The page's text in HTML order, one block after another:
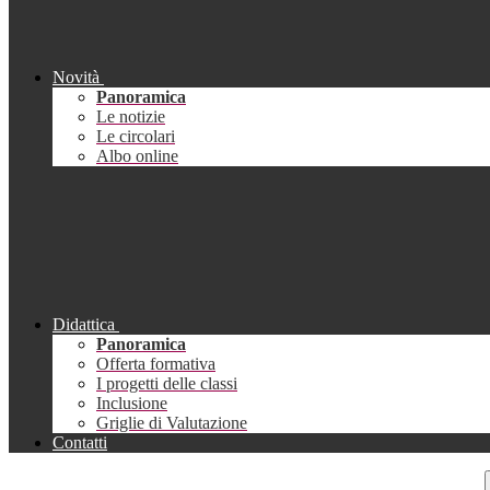
Novità
Panoramica
Le notizie
Le circolari
Albo online
Didattica
Panoramica
Offerta formativa
I progetti delle classi
Inclusione
Griglie di Valutazione
Contatti